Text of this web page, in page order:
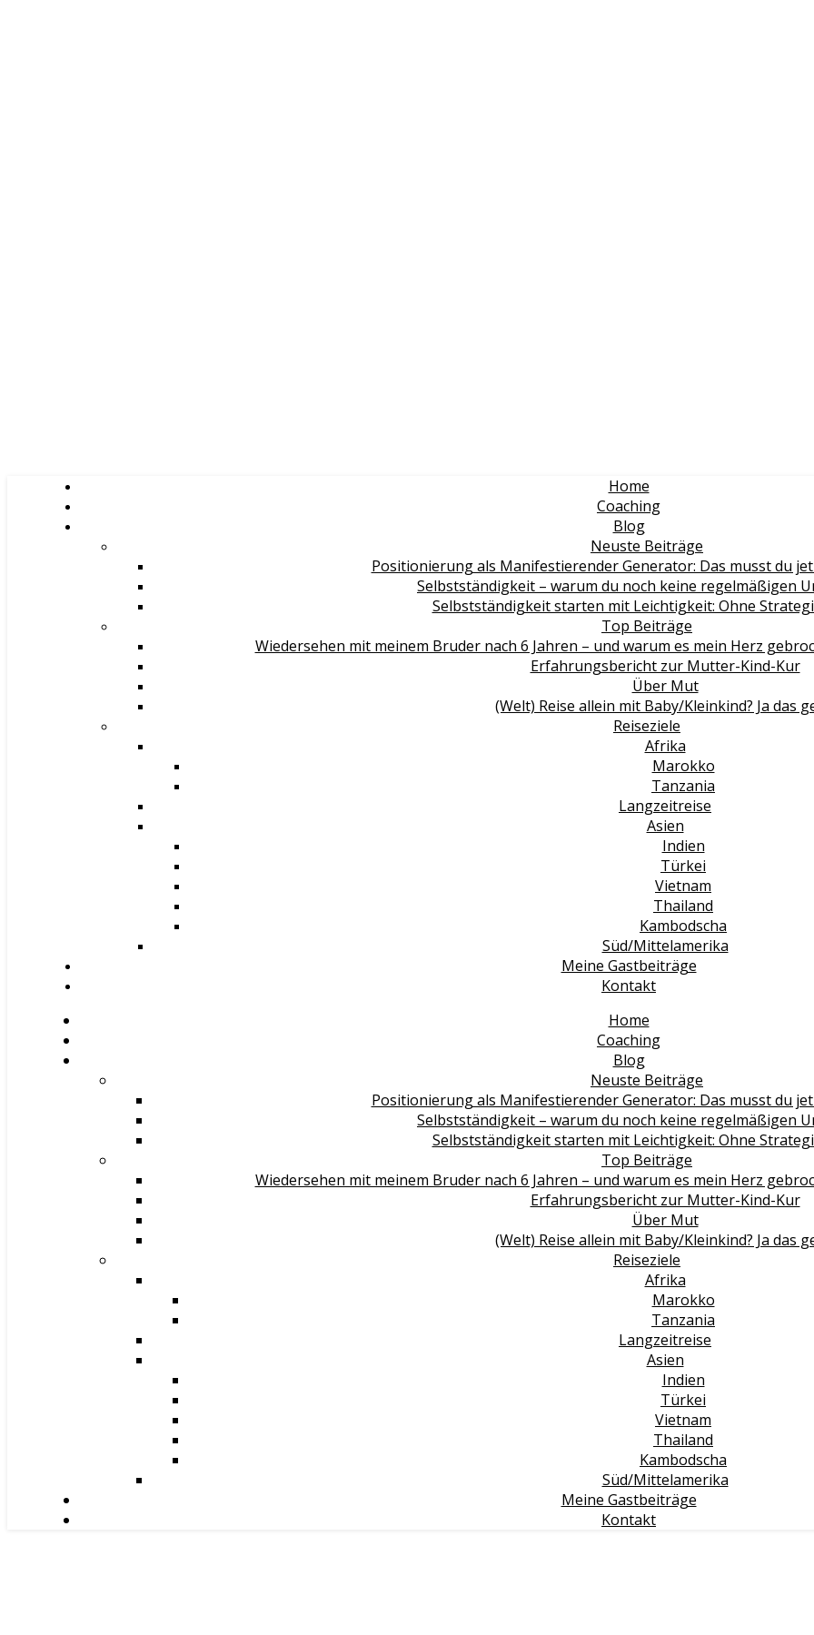
Home
Coaching
Blog
Neuste Beiträge
Positionierung als Manifestierender Generator: Das musst du
Selbstständigkeit – warum du noch keine regelmäßigen
Selbstständigkeit starten mit Leichtigkeit: Ohne
Top Beiträge
Wiedersehen mit meinem Bruder nach 6 Jahren – und warum es mein Herz
Erfahrungsbericht zur Mutter-Kind-Kur
Über Mut
(Welt) Reise allein mit Baby/Kleinkind? Ja das
Reiseziele
Afrika
Marokko
Tanzania
Langzeitreise
Asien
Indien
Türkei
Vietnam
Thailand
Kambodscha
Süd/Mittelamerika
Meine Gastbeiträge
Kontakt
Home
Coaching
Blog
Neuste Beiträge
Positionierung als Manifestierender Generator: Das musst du
Selbstständigkeit – warum du noch keine regelmäßigen
Selbstständigkeit starten mit Leichtigkeit: Ohne
Top Beiträge
Wiedersehen mit meinem Bruder nach 6 Jahren – und warum es mein Herz
Erfahrungsbericht zur Mutter-Kind-Kur
Über Mut
(Welt) Reise allein mit Baby/Kleinkind? Ja das
Reiseziele
Afrika
Marokko
Tanzania
Langzeitreise
Asien
Indien
Türkei
Vietnam
Thailand
Kambodscha
Süd/Mittelamerika
Meine Gastbeiträge
Kontakt